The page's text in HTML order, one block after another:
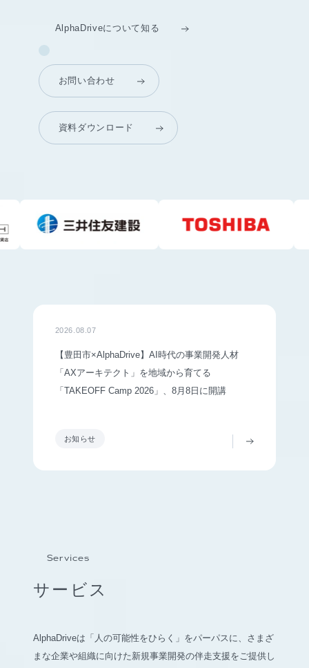
AlphaDriveについて知る
お問い合わせ
資料ダウンロード
2026.08.07
お知らせ
【豊田市×AlphaDrive】AI時代の事業開発人材
「AXアーキテクト」を地域から育てる
「TAKEOFF Camp 2026」、8月8日に開講
Services
サービス
AlphaDriveは「人の可能性をひらく」をパーパスに、さまざ
まな企業や組織に向けた新規事業開発の伴走支援をご提供し